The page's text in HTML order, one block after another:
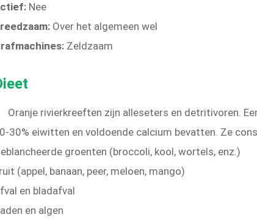
Nee
Over het algemeen wel
Zeldzaam
Oranje rivierkreeften zijn alleseters en detritivoren.
30% eiwitten en voldoende calcium bevatten. Ze
groenten (broccoli, kool, wortels, enz.)
(appel, banaan, peer, meloen, mango)
en bladafval
en algen